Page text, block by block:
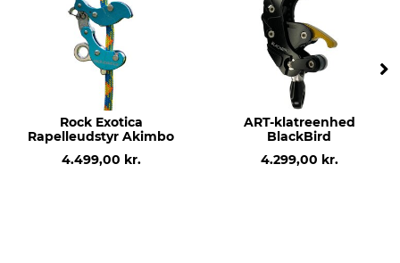
Rock Exotica
Rapelleudstyr Akimbo
4.499,00 kr.
ART-klatreenhed
BlackBird
4.299,00 kr.